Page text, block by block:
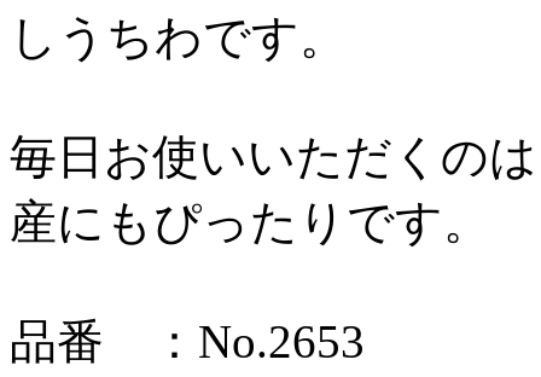
しうちわです。
毎日お使いいただくの
産にもぴったりです。
品番 ：No.2653